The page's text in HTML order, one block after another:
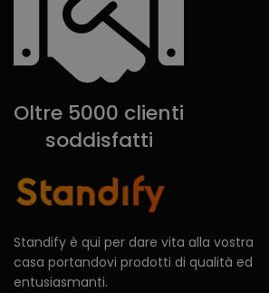
Oltre 5000 clienti
soddisfatti
Standify è qui per dare vita alla vostra
casa portandovi prodotti di qualità ed
entusiasmanti.